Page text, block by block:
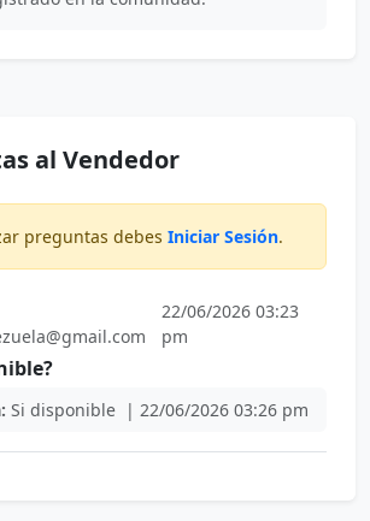
al Vendedor
preguntas debes Iniciar Sesión.
22/06/2026 03:23
pm
Si disponible | 22/06/2026 03:26 pm